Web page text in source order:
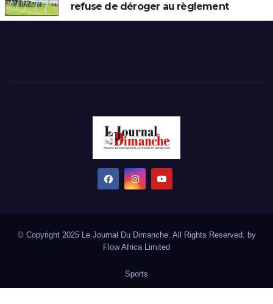
refuse de déroger au règlement
© Copyright 2025 Le Journal Du Dimanche. All Rights Reserved. by
Flow Africa Limited
Sports